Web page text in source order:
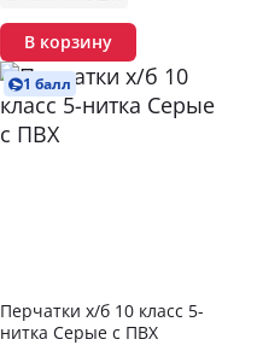
В корзину
1 балл
Перчатки х/б 10 класс 5-
нитка Серые с ПВХ